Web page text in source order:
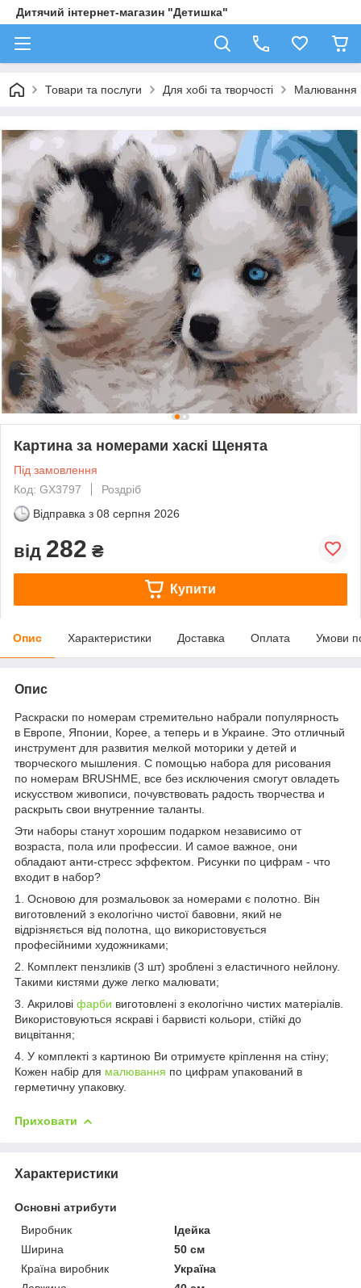
Дитячий інтернет-магазин "Детишка"
Товари та послуги Для хобі та творчості Малювання
Картина за номерами хаскі Щенята
Під замовлення
Код: GX3797
Роздріб
Відправка з 08 серпня 2026
від 282 ₴
Купити
Опис Характеристики Доставка Оплата Умови
Опис
Раскраски по номерам стремительно набрали популярность
в Европе, Японии, Корее, а теперь и в Украине. Это отличный
инструмент для развития мелкой моторики у детей и
творческого мышления. С помощью набора для рисования
по номерам BRUSHME, все без исключения смогут овладеть
искусством живописи, почувствовать радость творчества и
раскрыть свои внутренние таланты.
Эти наборы станут хорошим подарком независимо от
возраста, пола или профессии. И самое важное, они
обладают анти-стресс эффектом. Рисунки по цифрам - что
входит в набор?
1. Основою для розмальовок за номерами є полотно. Він
виготовлений з екологічно чистої бавовни, який не
відрізняється від полотна, що використовується
професійними художниками;
2. Комплект пензликів (3 шт) зроблені з еластичного нейлону.
Такими кистями дуже легко малювати;
3. Акрилові фарби виготовлені з екологічно чистих матеріалів.
Використовуються яскраві і барвисті кольори, стійкі до
вицвітання;
4. У комплекті з картиною Ви отримуєте кріплення на стіну;
Кожен набір для малювання по цифрам упакований в
герметичну упаковку.
Приховати
Характеристики
Основні атрибути
Виробник
Ідейка
Ширина
50 см
Країна виробник
Україна